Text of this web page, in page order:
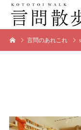
言問のあれこれ